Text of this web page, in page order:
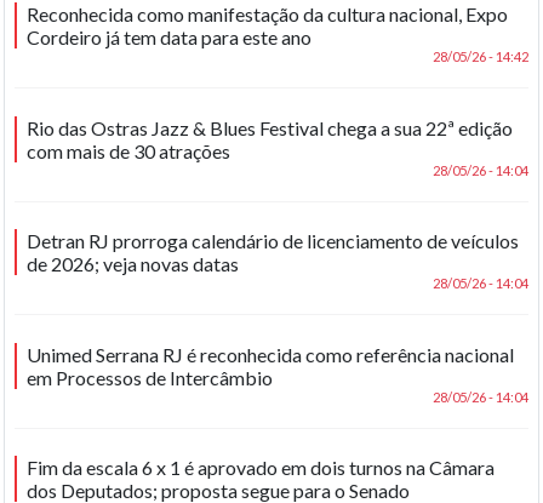
Reconhecida como manifestação da cultura nacional, Expo
Cordeiro já tem data para este ano
28/05/26 - 14:42
Rio das Ostras Jazz & Blues Festival chega a sua 22ª edição
com mais de 30 atrações
28/05/26 - 14:04
Detran RJ prorroga calendário de licenciamento de veículos
de 2026; veja novas datas
28/05/26 - 14:04
Unimed Serrana RJ é reconhecida como referência nacional
em Processos de Intercâmbio
28/05/26 - 14:04
Fim da escala 6 x 1 é aprovado em dois turnos na Câmara
dos Deputados; proposta segue para o Senado